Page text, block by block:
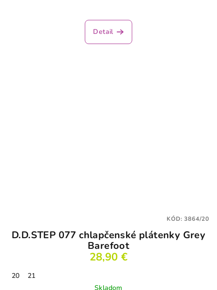
Detail
D.D.STEP 077 chlapčenské plátenky Grey
Barefoot
28,90 €
20
21
Skladom
KÓD:3864/20